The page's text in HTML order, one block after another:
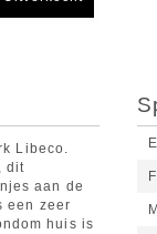
Libeco.
dit
aan de
een zeer
huis is